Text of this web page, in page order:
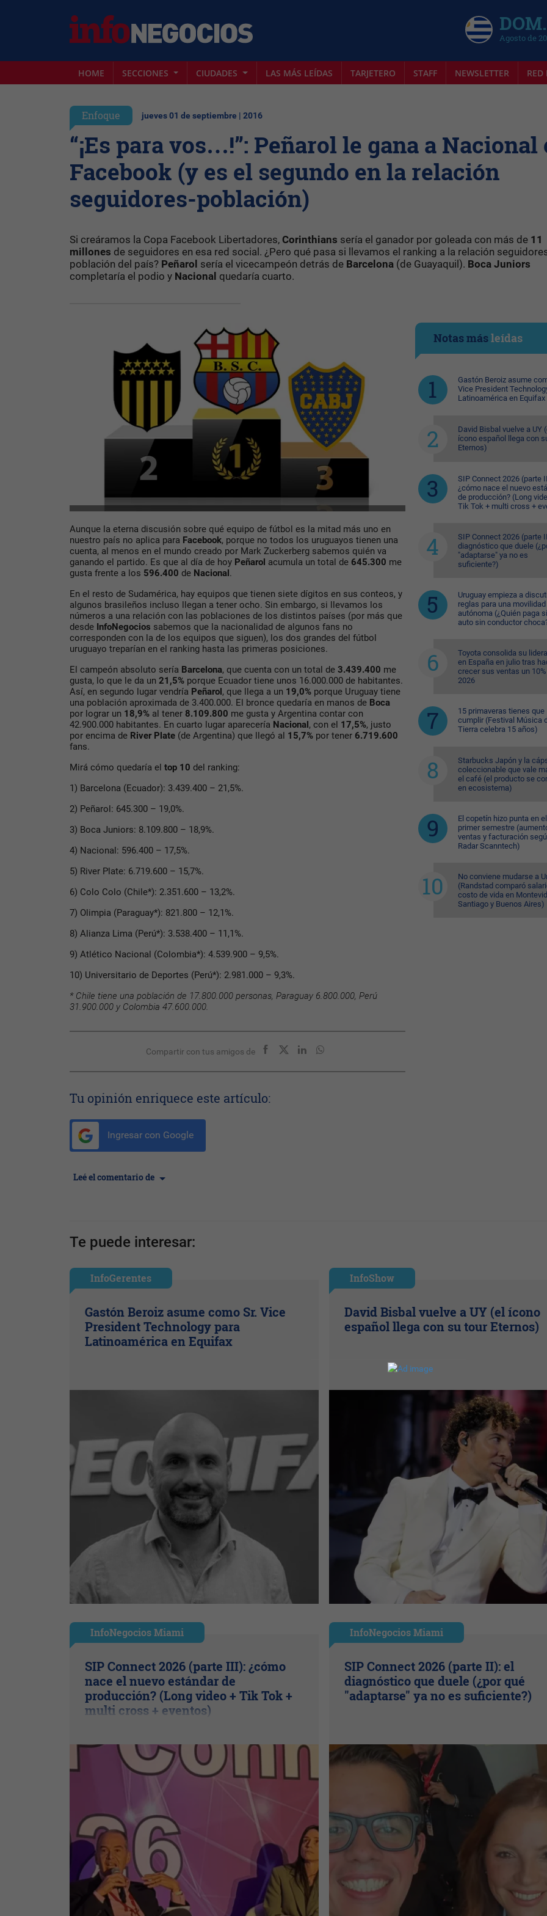
Agosto de
HOME SECCIONES CIUDADES LAS MÁS LEÍDAS TARJETERO STAFF NEWSLETTER RED
Enfoque jueves 01 de septiembre | 2016
“¡Es para vos…!”: Peñarol le gana a Nacional
Facebook (y es el segundo en la relación
seguidores-población)
Si creáramos la Copa Facebook Libertadores, Corinthians sería el ganador por goleada con más de 11
millones de seguidores en esa red social. ¿Pero qué pasa si llevamos el ranking a la relación
población del país? Peñarol sería el vicecampeón detrás de Barcelona (de Guayaquil). Boca Juniors
completaría el podio y Nacional quedaría cuarto.
Aunque la eterna discusión sobre qué equipo de fútbol es la mitad más uno en
nuestro país no aplica para Facebook, porque no todos los uruguayos tienen una
cuenta, al menos en el mundo creado por Mark Zuckerberg sabemos quién va
ganando el partido. Es que al día de hoy Peñarol acumula un total de 645.300 me
gusta frente a los 596.400 de Nacional .
En el resto de Sudamérica, hay equipos que tienen siete dígitos en sus conteos, y
algunos brasileños incluso llegan a tener ocho. Sin embargo, si llevamos los
números a una relación con las poblaciones de los distintos países (por más que
desde InfoNegocios sabemos que la nacionalidad de algunos fans no
corresponden con la de los equipos que siguen), los dos grandes del fútbol
uruguayo treparían en el ranking hasta las primeras posiciones.
El campeón absoluto sería Barcelona, que cuenta con un total de 3.439.400 me
gusta, lo que le da un 21,5% porque Ecuador tiene unos 16.000.000 de habitantes.
Así, en segundo lugar vendría Peñarol , que llega a un 19,0% porque Uruguay tiene
una población aproximada de 3.400.000. El bronce quedaría en manos de Boca
por lograr un 18,9% al tener 8.109.800 me gusta y Argentina contar con
42.900.000 habitantes. En cuarto lugar aparecería Nacional , con el 17,5%, justo
por encima de River Plate (de Argentina) que llegó al 15,7% por tener 6.719.600
fans.
Mirá cómo quedaría el top 10 del ranking:
1) Barcelona (Ecuador): 3.439.400 – 21,5%.
2) Peñarol: 645.300 – 19,0%.
3) Boca Juniors: 8.109.800 – 18,9%.
4) Nacional: 596.400 – 17,5%.
5) River Plate: 6.719.600 – 15,7%.
6) Colo Colo (Chile*): 2.351.600 – 13,2%.
7) Olimpia (Paraguay*): 821.800 – 12,1%.
8) Alianza Lima (Perú*): 3.538.400 – 11,1%.
9) Atlético Nacional (Colombia*): 4.539.900 – 9,5%.
10) Universitario de Deportes (Perú*): 2.981.000 – 9,3%.
* Chile tiene una población de 17.800.000 personas, Paraguay 6.800.000, Perú
31.900.000 y Colombia 47.600.000.
Compartir con tus amigos de
Tu opinión enriquece este artículo:
Ingresar con Google
Leé el comentario de
Notas másleídas
Gastón Beroiz asume
Vice President
Latinoamérica en Equifax
David Bisbal vuelve a UY
ícono español llega con
Eternos)
SIP Connect 2026 (parte
¿cómo nace el nuevo
de producción? (Long
Tik Tok + multi cross +
SIP Connect 2026 (parte
diagnóstico que duele
"adaptarse" ya no es
suficiente?)
Uruguay empieza a
reglas para una movilidad
autónoma (¿Quién paga
auto sin conductor
Toyota consolida su
en España en julio tras
crecer sus ventas un
2026
15 primaveras tienes que
cumplir (Festival Música
Tierra celebra 15 años)
Starbucks Japón y la
coleccionable que vale
el café (el producto se
en ecosistema)
El copetín hizo punta en el
primer semestre
ventas y facturación
Radar Scanntech)
No conviene mudarse a
(Randstad comparó
costo de vida en
Santiago y Buenos Aires)
Te puede interesar:
InfoGerentes
Gastón Beroiz asume como Sr. Vice
President Technology para
Latinoamérica en Equifax
InfoShow
David Bisbal vuelve a UY (el ícono
español llega con su tour Eternos)
InfoNegocios Miami
SIP Connect 2026 (parte III): ¿cómo
nace el nuevo estándar de
producción? (Long video + Tik Tok +
multi cross + eventos)
InfoNegocios Miami
SIP Connect 2026 (parte II): el
diagnóstico que duele (¿por qué
"adaptarse" ya no es suficiente?)